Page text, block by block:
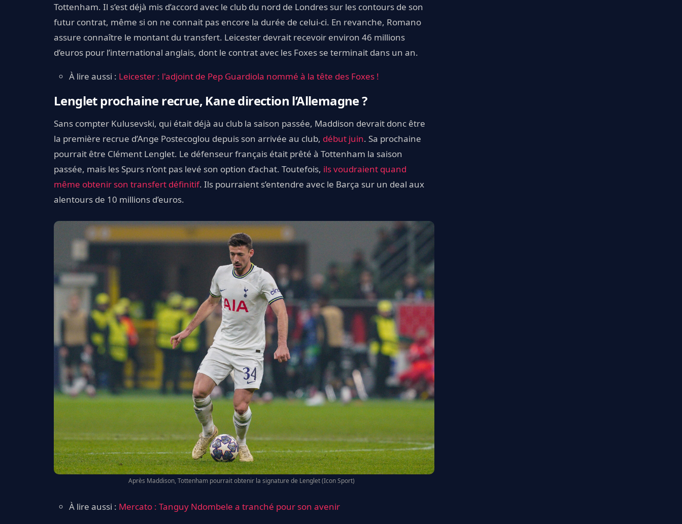
Tottenham. Il s’est déjà mis d’accord avec le club du nord de Londres sur les contours de son
futur contrat, même si on ne connait pas encore la durée de celui-ci. En revanche, Romano
assure connaître le montant du transfert. Leicester devrait recevoir environ 46 millions
d’euros pour l’international anglais, dont le contrat avec les Foxes se terminait dans un an.
À lire aussi : Leicester : l'adjoint de Pep Guardiola nommé à la tête des Foxes !
Lenglet prochaine recrue, Kane direction l’Allemagne ?
Sans compter Kulusevski, qui était déjà au club la saison passée, Maddison devrait donc être
la première recrue d’Ange Postecoglou depuis son arrivée au club, début juin. Sa prochaine
pourrait être Clément Lenglet. Le défenseur français était prêté à Tottenham la saison
passée, mais les Spurs n’ont pas levé son option d’achat. Toutefois, ils voudraient quand
même obtenir son transfert définitif. Ils pourraient s’entendre avec le Barça sur un deal aux
alentours de 10 millions d’euros.
Après Maddison, Tottenham pourrait obtenir la signature de Lenglet (Icon Sport)
À lire aussi : Mercato : Tanguy Ndombele a tranché pour son avenir